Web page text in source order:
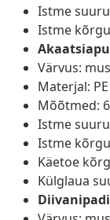
Istme
Istme
Värvus:
Materjal:
Mõõtmed:
Istme
Istme
Käetoe
Külglaua